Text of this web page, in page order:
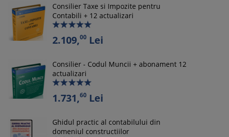
Consilier Taxe si Impozite pentru
Contabili + 12 actualizari
2.109,00Lei
Consilier - Codul Muncii + abonament 12
actualizari
1.731,60Lei
Ghidul practic al contabilului din
domeniul constructiilor